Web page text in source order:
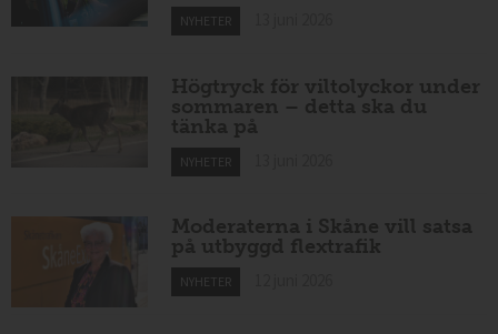
NYHETER
Högtryck för viltolyckor under
sommaren – detta ska du
tänka på
NYHETER
Moderaterna i Skåne vill satsa
på utbyggd flextrafik
NYHETER